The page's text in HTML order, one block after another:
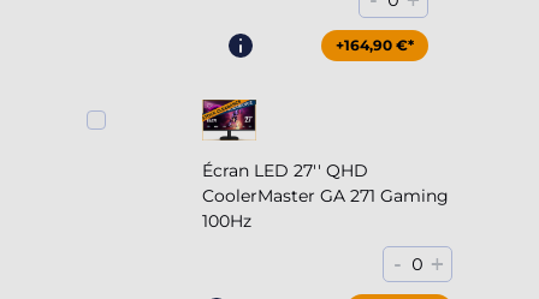
+164,90 €*
Écran LED 27'' QHD
CoolerMaster GA 271 Gaming
100Hz
- 0 +